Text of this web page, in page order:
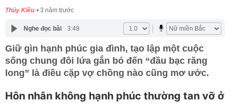
Thủy Kiều 3 năm trước
Nghe đọc bài 3:48
Giữ gìn hạnh phúc gia đình, tạo lập một cuộc
sống chung đôi lứa gắn bó đến “đầu bạc răng
long” là điều cặp vợ chồng nào cũng mơ ước.
Hôn nhân không hạnh phúc thường tan vỡ ở